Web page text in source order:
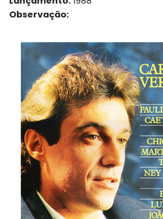
Observação: